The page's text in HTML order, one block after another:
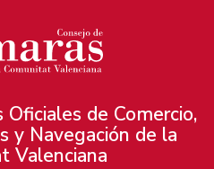
Oficiales de Comercio,
y Navegación de la
Valenciana